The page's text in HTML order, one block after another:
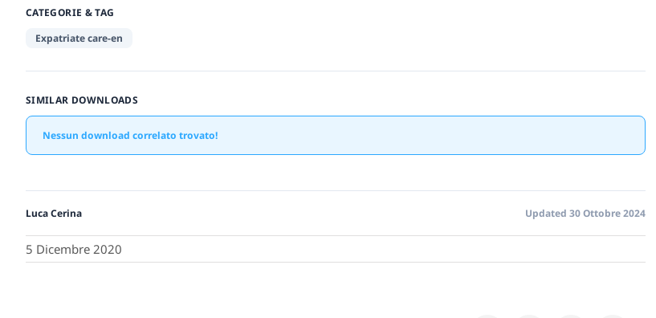
CATEGORIE & TAG
Expatriate care-en
SIMILAR DOWNLOADS
Nessun download correlato trovato!
Luca Cerina Updated 30 Ottobre 2024
5 Dicembre 2020